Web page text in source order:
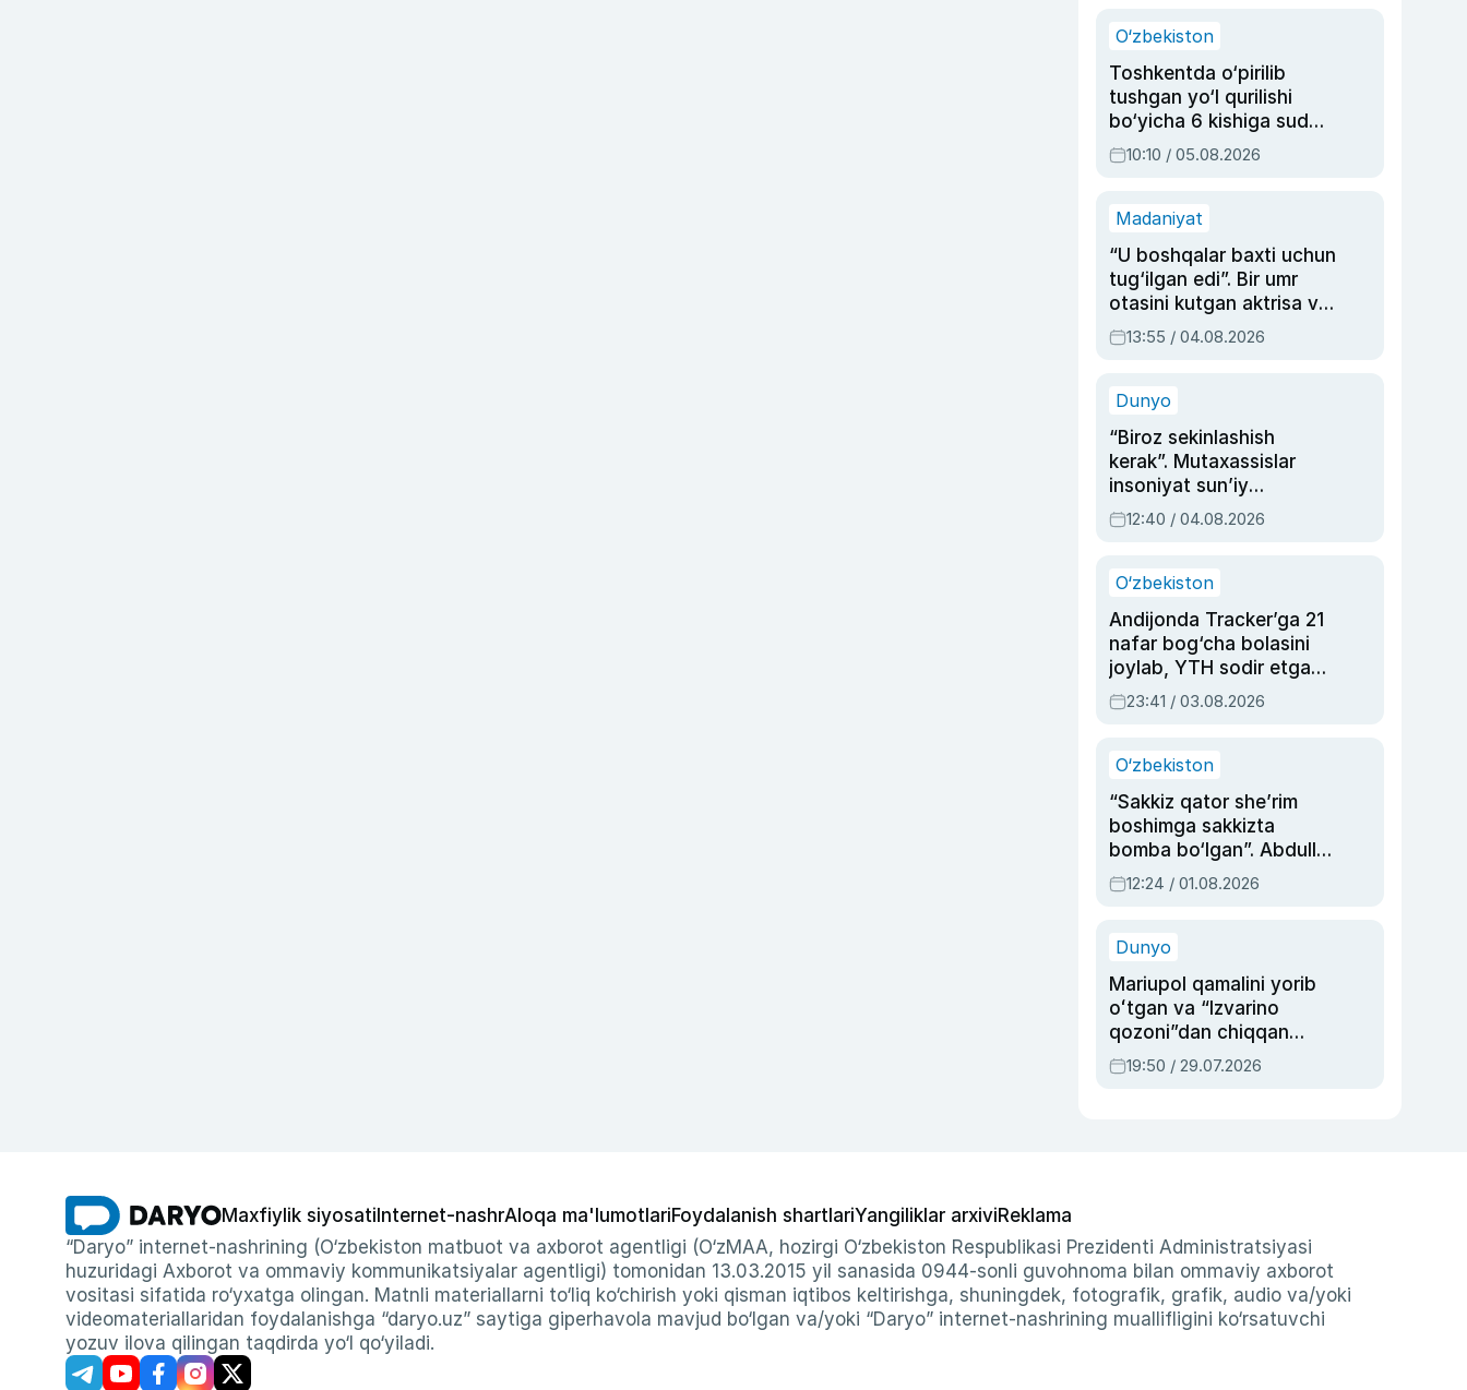
O‘zbekiston
Toshkentda o‘pirilib
tushgan yo‘l qurilishi
bo‘yicha 6 kishiga sud
hukmi o‘qildi
10:10 / 05.08.2026
Madaniyat
“U boshqalar baxti uchun
tug‘ilgan edi”. Bir umr
otasini kutgan aktrisa va
dublyaj ustasi Rimma
Ahmedovaning
13:55 / 04.08.2026
Dunyo
“Biroz sekinlashish
kerak”. Mutaxassislar
insoniyat sun’iy
intellektni boshqara
olmay qolishidan xavotir
12:40 / 04.08.2026
O‘zbekiston
Andijonda Tracker’ga 21
nafar bog‘cha bolasini
joylab, YTH sodir etgan
ayolga sud hukmi o‘qildi
23:41 / 03.08.2026
O‘zbekiston
“Sakkiz qator she’rim
boshimga sakkizta
bomba bo‘lgan”. Abdulla
Oripovni siyosiy
ayblovlardan asrab
12:24 / 01.08.2026
Dunyo
Mariupol qamalini yorib
oʻtgan va “Izvarino
qozoni”dan chiqqan
qahramon — Ukraina
armiyasi bosh
19:50 / 29.07.2026
Maxfiylik siyosati Internet-nashrAloqa ma'lumotlariFoydalanish shartlariYangiliklar arxiviReklama
“Daryo” internet-nashrining (O‘zbekiston matbuot va axborot agentligi (O‘zMAA, hozirgi O‘zbekiston Respublikasi Prezidenti Administratsiyasi
huzuridagi Axborot va ommaviy kommunikatsiyalar agentligi) tomonidan 13.03.2015 yil sanasida 0944-sonli guvohnoma bilan ommaviy axborot
vositasi sifatida ro‘yxatga olingan. Matnli materiallarni to‘liq ko‘chirish yoki qisman iqtibos keltirishga, shuningdek, fotografik, grafik, audio va/yoki
videomateriallaridan foydalanishga “daryo.uz” saytiga giperhavola mavjud bo‘lgan va/yoki “Daryo” internet-nashrining muallifligini ko‘rsatuvchi
yozuv ilova qilingan taqdirda yo‘l qo‘yiladi.